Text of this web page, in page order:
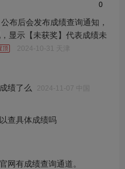
布后会发布成绩查询通知，
显示【未获奖】代表成绩未
2024-10-31 天津
0
绩了么 2024-11-07 中国
查具体成绩吗
网有成绩查询通道。